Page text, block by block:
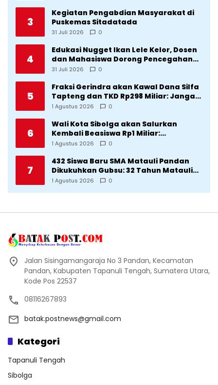
3
Kegiatan Pengabdian Masyarakat di
Puskemas Sitadatada
31 Juli 2026 0
4
Edukasi Nugget Ikan Lele Kelor, Dosen
dan Mahasiswa Dorong Pencegahan
Stunting di Desa Silangkitang
31 Juli 2026 0
5
Fraksi Gerindra akan Kawal Dana Silfa
Tapteng dan TKD Rp298 Miliar: Jangan
Sampai Pekerjaan Pusat dan Provinsi
1 Agustus 2026 0
6
Wali Kota Sibolga akan Salurkan
Kembali Beasiswa Rp1 Miliar:
Diproritaskan Mahasiswa Korban
1 Agustus 2026 0
7
432 Siswa Baru SMA Matauli Pandan
Dikukuhkan Gubsu: 32 Tahun Matauli
Cetak SDM Unggul
1 Agustus 2026 0
Jalan Sisingamangaraja No 3 Pandan, Kecamatan
Pandan, Kabupaten Tapanuli Tengah, Sumatera Utara,
Kode Pos 22537
08116267893
batak.postnews@gmail.com
Kategori
Tapanuli Tengah
Sibolga